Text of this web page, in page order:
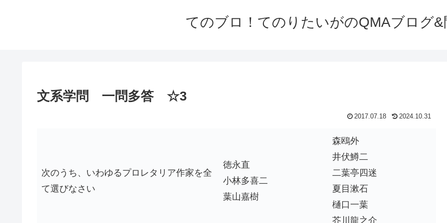
てのブロ！てのりたいがのQMAブログ&
文系学問 一問多答 ☆3
2017.07.18 2024.10.31
次のうち、いわゆるプロレタリア作家を全
て選びなさい
徳永直
小林多喜二
葉山嘉樹
森鴎外
井伏鱒二
二葉亭四迷
夏目漱石
樋口一葉
芥川龍之介